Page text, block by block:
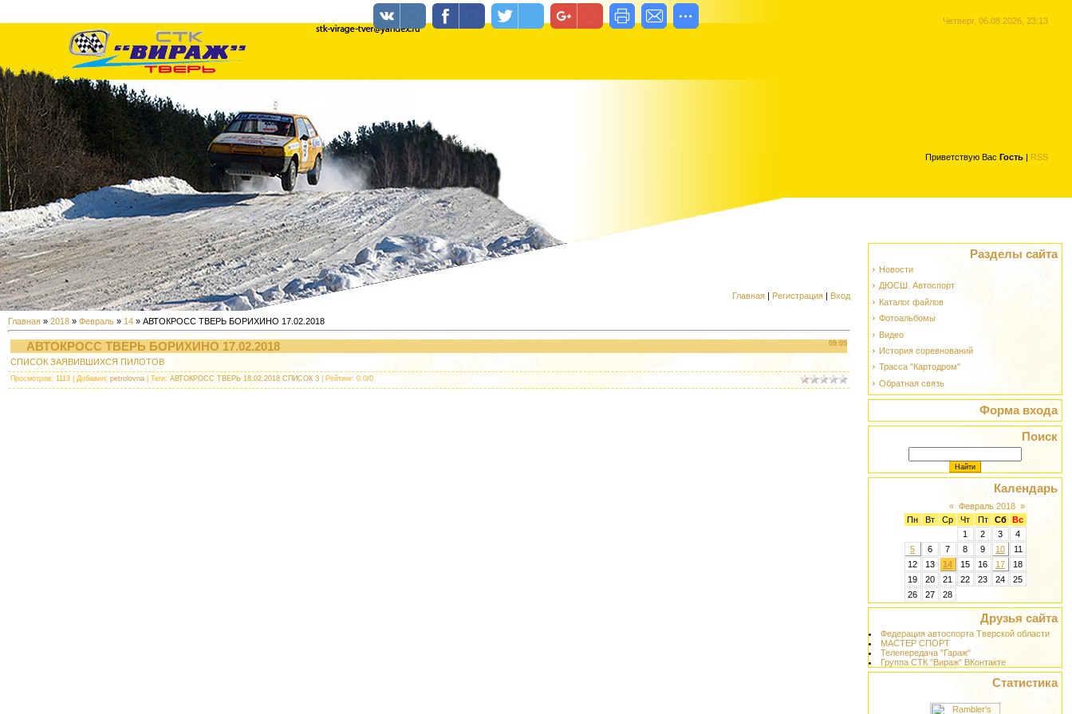
Четверг, 06.08.2026, 23:13
Приветствую Вас Гость | RSS
Главная | Регистрация | Вход
Главная » 2018 » Февраль » 14 » АВТОКРОСС ТВЕРЬ БОРИХИНО 17.02.2018
09:05
АВТОКРОСС ТВЕРЬ БОРИХИНО 17.02.2018
СПИСОК ЗАЯВИВШИХСЯ ПИЛОТОВ
Просмотров: 1113 | Добавил: petrolovna Теги: АВТОКРОСС ТВЕРЬ 18.02.2018 СПИСОК З Рейтинг: 0.0/0
Разделы сайта
Новости
ДЮСШ. Автоспорт
Каталог файлов
Фотоальбомы
Видео
История соревнований
Трасса "Картодром"
Обратная связь
Форма входа
Поиск
Календарь
« Февраль 2018 »
Пн
Вт Ср Чт Пт Сб
Вс
1
2 3
4
5
6 7 8 9 10
11
12
13 14 15 16 17
18
19
20 21 22 23 24
25
26
27 28
Друзья сайта
Федерация автоспорта Тверской области
МАСТЕР СПОРТ
Телепередача "Гараж"
Группа СТК "Вираж" ВКонтакте
Статистика